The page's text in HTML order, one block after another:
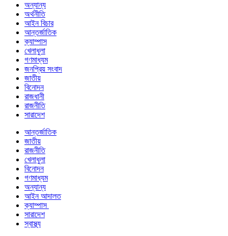
অন্যান্য
অর্থনীতি
আইন বিচার
আন্তর্জাতিক
ক্যাম্পাস
খেলাধুলা
গণমাধ্যম
জনপ্রিয় সংবাদ
জাতীয়
বিনোদন
রাজধানী
রাজনীতি
সারাদেশ
আন্তর্জাতিক
জাতীয়
রাজনীতি
খেলাধুলা
বিনোদন
গণমাধ্যম
অন্যান্য
আইন আদালত
ক্যাম্পাস
সারাদেশ
স্বাস্থ্য